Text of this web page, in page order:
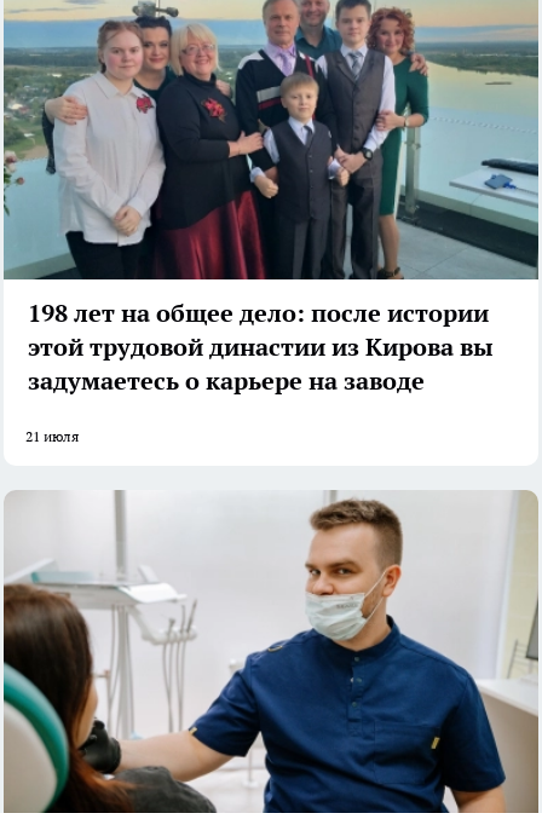
198 лет на общее дело: после истории
этой трудовой династии из Кирова вы
задумаетесь о карьере на заводе
21 июля